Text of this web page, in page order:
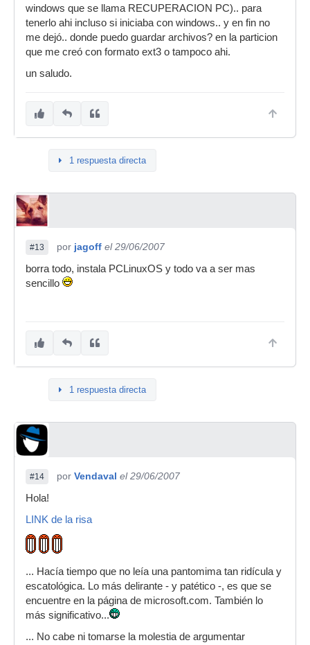
windows que se llama RECUPERACION PC).. para
tenerlo ahi incluso si iniciaba con windows.. y en fin no
me dejó.. donde puedo guardar archivos? en la particion
que me creó con formato ext3 o tampoco ahi.
un saludo.
1 respuesta directa
#13 por jagoff el 29/06/2007
borra todo, instala PCLinuxOS y todo va a ser mas
sencillo
1 respuesta directa
#14 por Vendaval el 29/06/2007
Hola!
LINK de la risa
... Hacía tiempo que no leía una pantomima tan ridícula y
escatológica. Lo más delirante - y patético -, es que se
encuentre en la página de microsoft.com. También lo
más significativo...
... No cabe ni tomarse la molestia de argumentar